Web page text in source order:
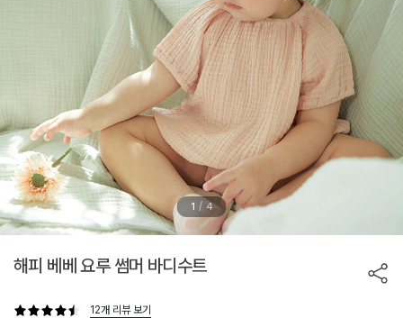
1 / 4
해피 베베 요루 썸머 바디수트
12개 리뷰 보기